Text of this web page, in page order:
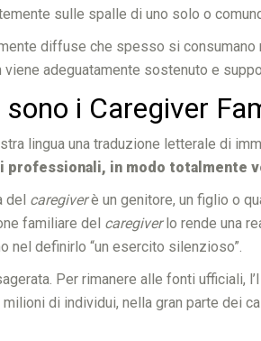
sulle spalle di uno solo o
diffuse che spesso si
viene adeguatamente sostenuto e
i Caregiver
lingua una traduzione letterale di
professionali, in modo
del caregiverè un genitore, un figlio o
familiare del caregiverlo rende una
nel definirlo “un esercito silenzioso”.
Per rimanere alle fonti ufficiali,
di individui, nella gran parte dei